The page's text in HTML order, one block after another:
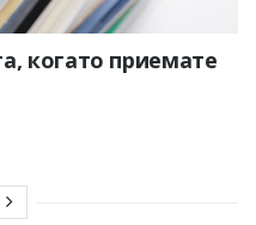
когато приемате